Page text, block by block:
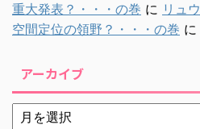
重大発表？・・・の巻 に リュウ
空間定位の領野？・・・の巻 に
アーカイブ